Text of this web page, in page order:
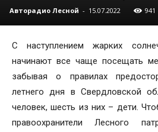
Авторадио Лесной - 15.07.2022 941
С наступлением жарких
начинают все чаще посещать
забывая о правилах
летнего дня в Свердловской
человек, шесть из них – дети.
правоохранители Лесного